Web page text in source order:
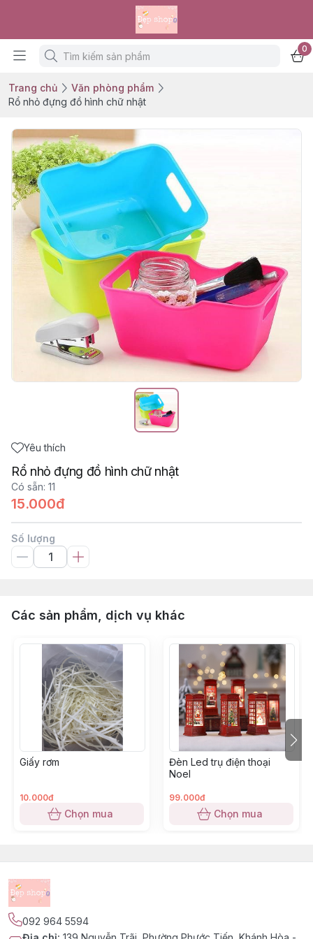
0
Trang chủ
Văn phòng phẩm
Rổ nhỏ đựng đồ hình chữ nhật
Yêu thích
Rổ nhỏ đựng đồ hình chữ nhật
Có sẵn: 11
15.000đ
Số lượng
Các sản phẩm, dịch vụ khác
Giấy rơm
10.000đ
Chọn mua
Đèn Led trụ điện thoại
Noel
99.000đ
Chọn mua
092 964 5594